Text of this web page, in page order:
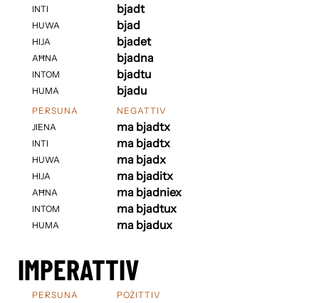
INTI
HUWA
HIJA
AĦNA
INTOM
HUMA
bjadt
bjad
bjadet
bjadna
bjadtu
bjadu
PERSUNA
JIENA
INTI
HUWA
HIJA
AĦNA
INTOM
HUMA
NEGATTIV
ma bjadtx
ma bjadtx
ma bjadx
ma bjaditx
ma bjadniex
ma bjadtux
ma bjadux
IMPERATTIV
PERSUNA
POŻITTIV